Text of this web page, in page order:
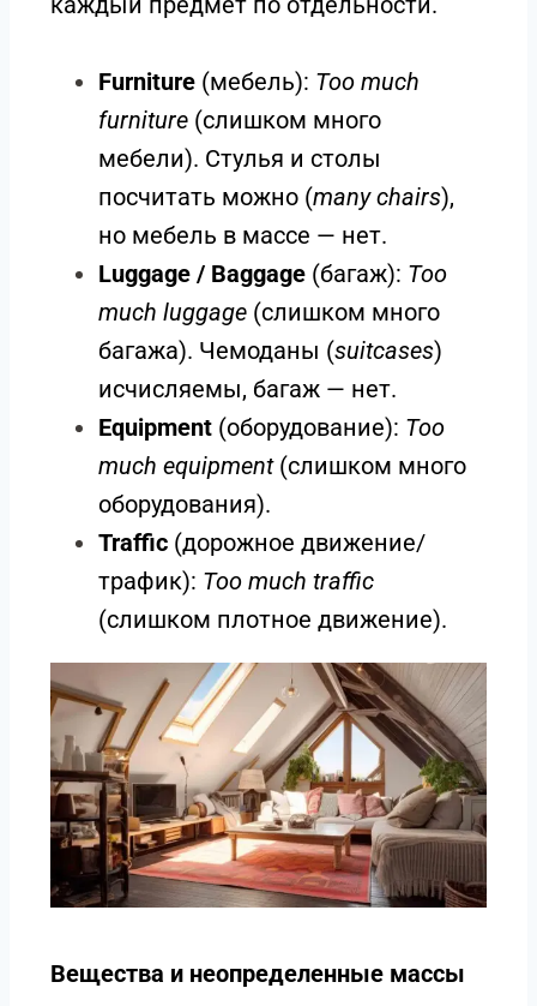
Furniture (мебель): Too much
furniture (слишком много
мебели). Стулья и столы
посчитать можно (many chairs),
но мебель в массе — нет.
Luggage / Baggage (багаж): Too
much luggage (слишком много
багажа). Чемоданы (suitcases)
исчисляемы, багаж — нет.
Equipment (оборудование): Too
much equipment(слишком много
оборудования).
Traffic (дорожное движение/
трафик): Too much traffic
(слишком плотное движение).
Вещества и неопределенные массы